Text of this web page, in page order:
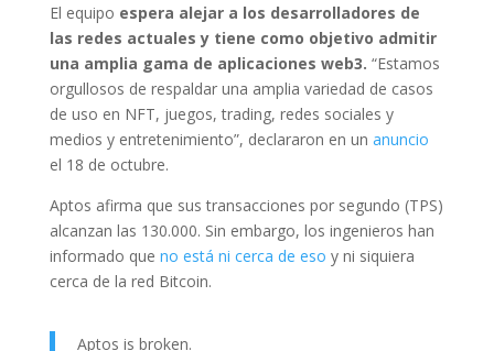
El equipo espera alejar a los desarrolladores de
las redes actuales y tiene como objetivo admitir
una amplia gama de aplicaciones web3. “Estamos
orgullosos de respaldar una amplia variedad de casos
de uso en NFT, juegos, trading, redes sociales y
medios y entretenimiento”, declararon en un anuncio
el 18 de octubre.
Aptos afirma que sus transacciones por segundo (TPS)
alcanzan las 130.000. Sin embargo, los ingenieros han
informado que no está ni cerca de eso y ni siquiera
cerca de la red Bitcoin.
Aptos is broken.